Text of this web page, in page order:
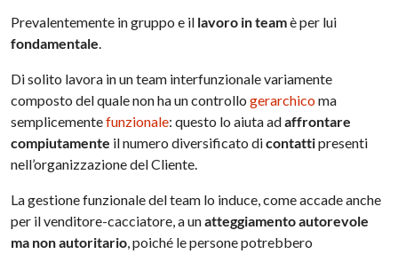
Prevalentemente in gruppo e il lavoro in teamè per lui
fondamentale.
Di solito lavora in un team interfunzionale variamente
composto del quale non ha un controllogerarchicoma
semplicementefunzionale: questo lo aiuta adaffrontare
compiutamente il numero diversificato dicontattipresenti
nell’organizzazione del Cliente.
La gestione funzionale del team lo induce, come accade anche
per il venditore-cacciatore, a unatteggiamento autorevole
ma non autoritario, poiché le persone potrebbero